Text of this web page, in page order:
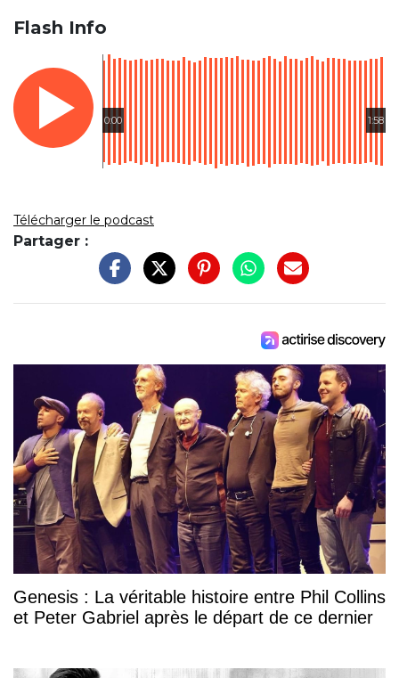
Flash Info
0:00 1:58
Télécharger le podcast
Partager :
Genesis : La véritable histoire entre Phil Collins
et Peter Gabriel après le départ de ce dernier